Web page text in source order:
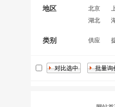
地区 北京
湖北
类别 供应